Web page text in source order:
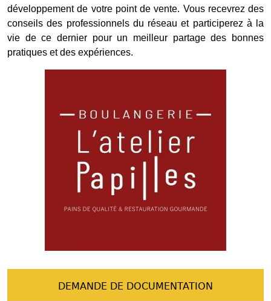
développement de votre point de vente. Vous recevrez des
conseils des professionnels du réseau et participerez à la
vie de ce dernier pour un meilleur partage des bonnes
pratiques et des expériences.
DEMANDE DE DOCUMENTATION